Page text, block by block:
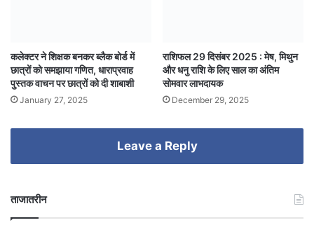
कलेक्टर ने शिक्षक बनकर ब्लैक बोर्ड में
छात्रों को समझाया गणित, धाराप्रवाह
पुस्तक वाचन पर छात्रों को दी शाबाशी
January 27, 2025
राशिफल 29 दिसंबर 2025 : मेष, मिथुन
और धनु राशि के लिए साल का अंतिम
सोमवार लाभदायक
December 29, 2025
Leave a Reply
ताजातरीन